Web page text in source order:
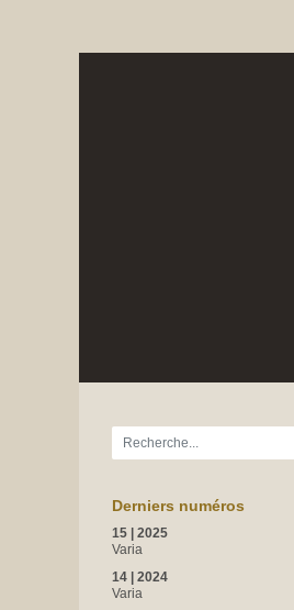
Menu principal
Derniers numéros
15 | 2025
Varia
14 | 2024
Varia